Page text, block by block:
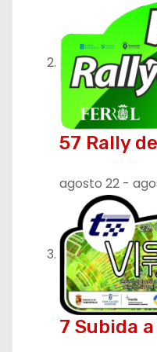
e
n
t
r
a
d
a
s
57 Rally
agosto 22 -
7 Subida